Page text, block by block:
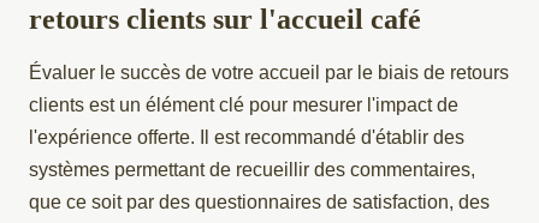
retours clients sur l'accueil café
Évaluer le succès de votre accueil par le biais de retours
clients est un élément clé pour mesurer l'impact de
l'expérience offerte. Il est recommandé d'établir des
systèmes permettant de recueillir des commentaires,
que ce soit par des questionnaires de satisfaction, des